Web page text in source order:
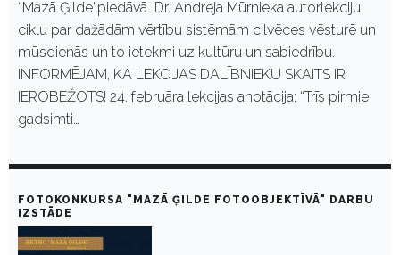
“Mazā Ģilde”piedāvā Dr. Andreja Mūrnieka autorlekciju
ciklu par dažādām vērtību sistēmām cilvēces vēsturē un
mūsdienās un to ietekmi uz kultūru un sabiedrību.
INFORMĒJAM, KA LEKCIJAS DALĪBNIEKU SKAITS IR
IEROBEŽOTS! 24. februāra lekcijas anotācija: “Trīs pirmie
gadsimti…
FOTOKONKURSA "MAZĀ ĢILDE FOTOOBJEKTĪVĀ" DARBU
IZSTĀDE